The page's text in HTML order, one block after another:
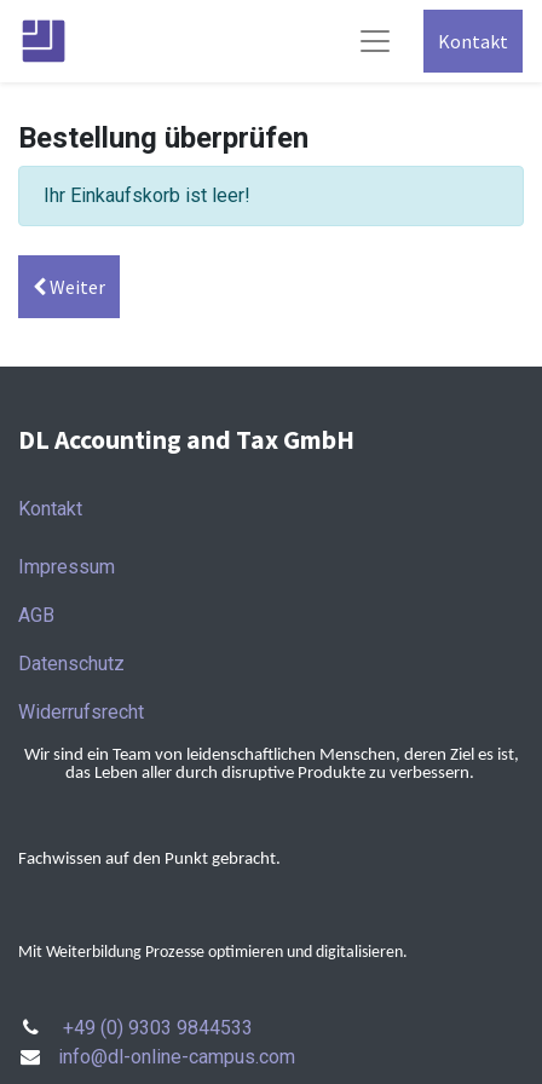
Kontakt
Bestellung überprüfen
Ihr Einkaufskorb ist leer!
Weiter
DL Accounting and Tax GmbH
Kontakt
Impressum
AGB
Datenschutz
Widerrufsrecht
Wir sind ein Team von leidenschaftlichen Menschen, deren Ziel es ist,
das Leben aller durch disruptive Produkte zu verbessern.
Fachwissen auf den Punkt gebracht.
Mit Weiterbildung Prozesse optimieren und digitalisieren.
+49 (0) 9303 9844533
info@dl-online-campus.com